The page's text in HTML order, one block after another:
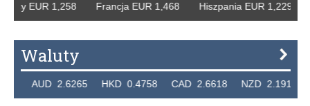
EUR 1,258 Francja EUR 1,468 Hiszpania EUR
Waluty
AUD 2.6265 HKD 0.4758 CAD 2.6618 NZD